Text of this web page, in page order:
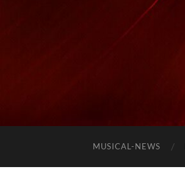
MUSICAL-NEWS